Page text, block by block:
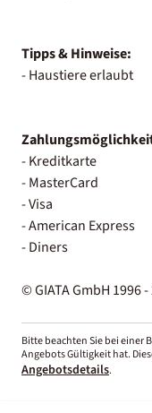
Tipps & Hinweise:
- Haustiere erlaubt
- Kreditkarte
- MasterCard
- Visa
- American Express
- Diners
© GIATA GmbH 1996
Bitte beachten Sie bei einer
Angebots Gültigkeit hat.
Angebotsdetails.